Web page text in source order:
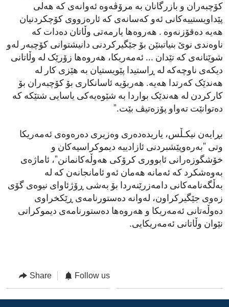
کۆچبەران و بازرگانان بە مرۆڤەوە ئەوانەی کە هەلی
پێداویستییەکانی ئەو کەسانەی کە ئارەزووی کۆچکردنیان
هەیە دەقۆزنەوە . هەروەها یارمەتی وڵاتان دەدات کە
ناوەندی نوێ بنیاتبنێن بۆ جێگیرکردنی دانیشتوانی کۆچبەر لەو
شوێنانەی کە تێدان ... ئەمەریکا، هەروەها زۆرێک لە وڵاتانی
دیکەی ناوچەکە لە ڕاستیدا پێویستیان بە هێزی کار لە
هەندێک کەرتدا هەیە. هەربۆیە ئاسانکاری بۆ کۆچبەران بۆ
کارکردن لە هەندێک بواردا بە شێوەیەکی یاسایی شتێکە کە
دەتوانێت تەواو پۆزەتیڤ بێت."
بڕایەن نیکـڵس، یاریدەدەری وەزیری دەرەوەی ئەمەریکا
وتی "بەرەوپێشبردنی ئازادییە دیموکراسیەکان و
خۆشگوزەرانی ئابووری کرۆکی هەوڵەکانمانن"، ئاماژەی
بەوەشکرد کە ئەمانە هەمان ئەو ئامانجانەن کە لە
بەڵگەنامەکانی دامەزرێنەردا بۆ بەشی ڕۆژئاوای نیوەی گۆی
زەوی جێگیرکراون، لەوانە دەستورنامەی ڕێکخراوی
دەوڵەتانی ئەمەریکا و هەروەها دەستورنامەی دیموکراتی
نێوان وڵاتانی ئەمەریکایی.
Share Follow us